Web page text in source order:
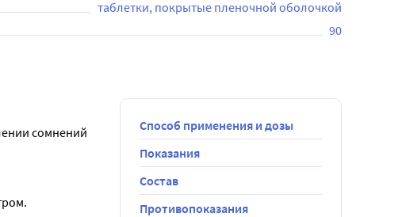
таблетки, покрытые пленочной оболочкой
90
сомнений
Способ применения и дозы
Показания
Состав
Противопоказания